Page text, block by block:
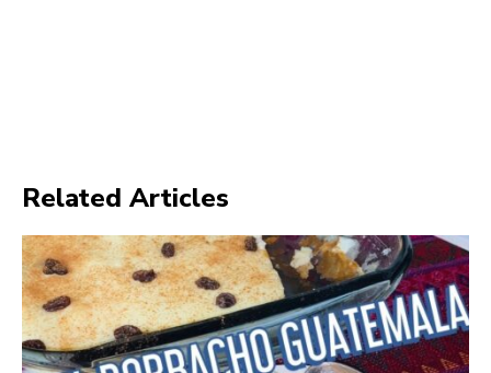
Related Articles